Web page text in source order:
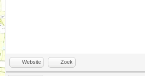
Website Zoek